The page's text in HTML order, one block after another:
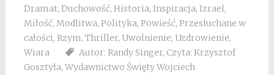
Dramat, Duchowość, Historia, Inspiracja, Izrael,
Miłość, Modlitwa, Polityka, Powieść, Przesłuchane w
całości, Rzym, Thriller, Uwolnienie, Uzdrowienie,
Wiara
Autor: Randy Singer, Czyta: Krzysztof
Gosztyła, Wydawnictwo Święty Wojciech